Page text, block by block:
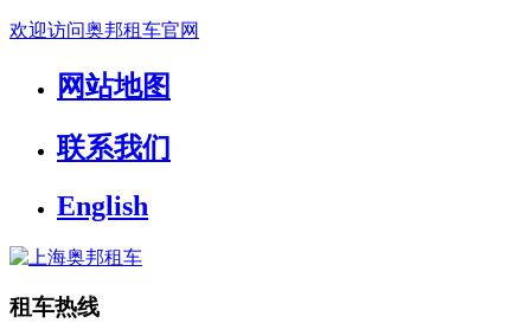
欢迎访问奥邦租车官网
网站地图
联系我们
English
租车热线